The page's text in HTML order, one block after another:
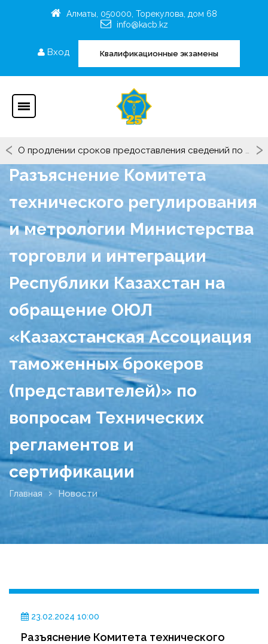
Алматы, 050000, Торекулова, дом 68
info@kacb.kz
Вход Квалификационные экзамены
О продлении сроков предоставления сведений по Критериям Рейтинга ОЮЛ "СРО"КАТБ(П)"
‹ ›
Разъяснение Комитета
технического регулирования
и метрологии Министерства
торговли и интеграции
Республики Казахстан на
обращение ОЮЛ
«Казахстанская Ассоциация
таможенных брокеров
(представителей)» по
вопросам Технических
регламентов и
сертификации
Главная Новости
23.02.2024 10:00
Разъяснение Комитета технического